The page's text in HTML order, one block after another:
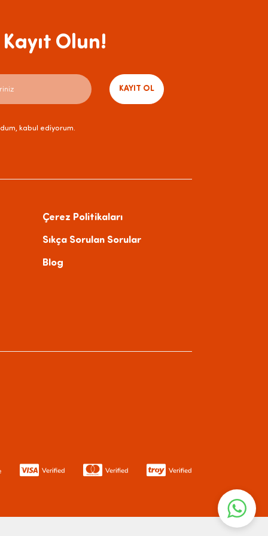
Olun!
KAYIT OL
kabul ediyorum.
Çerez Politikaları
Sıkça Sorulan Sorular
Blog